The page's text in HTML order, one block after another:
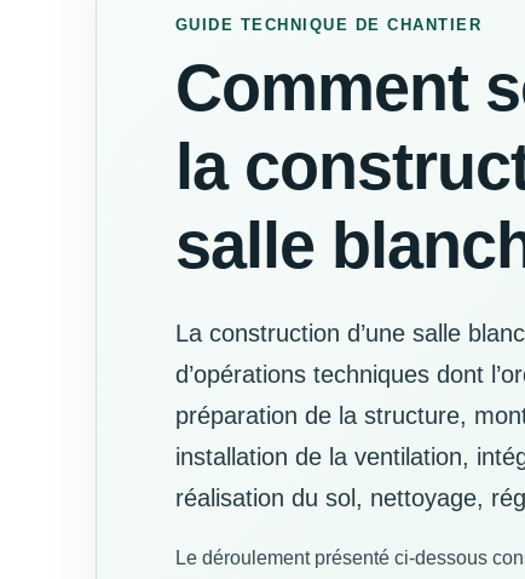
GUIDE TECHNIQUE DE CHANTIER
Comment
la
salle
La construction d’une salle
d’opérations techniques dont
préparation de la structure,
installation de la ventilation,
réalisation du sol, nettoyage,
Le déroulement présenté ci-dessous